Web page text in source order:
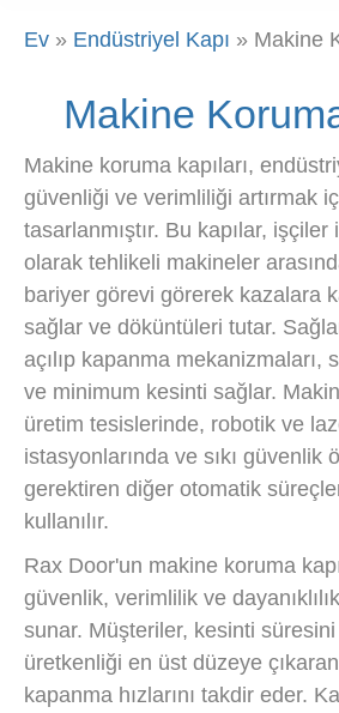
Ev » Endüstriyel Kapı » Makine
Makine
Makine koruma kapıları,
güvenliği ve verimliliği artırmak
tasarlanmıştır. Bu kapılar,
olarak tehlikeli makineler
bariyer görevi görerek kazalara
sağlar ve döküntüleri tutar.
açılıp kapanma mekanizmaları,
ve minimum kesinti sağlar.
üretim tesislerinde, robotik ve
istasyonlarında ve sıkı güvenlik
gerektiren diğer otomatik
kullanılır.
Rax Door'un makine koruma
güvenlik, verimlilik ve
sunar. Müşteriler, kesinti
üretkenliği en üst düzeye çıkaran
kapanma hızlarını takdir eder.